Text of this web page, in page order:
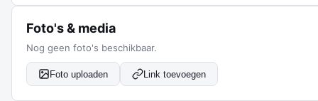
Foto's & media
Nog geen foto's beschikbaar.
Foto uploaden Link toevoegen